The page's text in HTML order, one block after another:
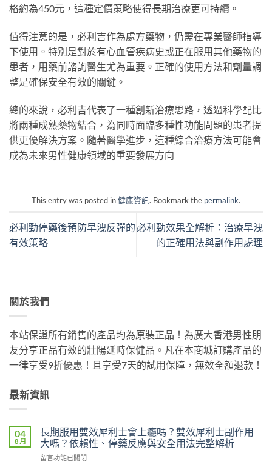
格約為450元，這種定價策略使得長期治療更可持續。
值得注意的是，必利吉作為處方藥物，仍需在專業醫師指導
下使用。特別是對於有心血管疾病史或正在服用其他藥物的
患者，用藥前諮詢醫生尤為重要。正確的使用方法和劑量調
整是確保安全有效的關鍵。
總的來說，必利吉代表了一種創新治療思路，透過科學配比
將兩種成熟藥物結合，為同時面臨多種性功能問題的患者提
供更優解決方案。隨著醫學進步，這種綜合治療方法可能會
成為未來男性健康領域的重要發展方向
This entry was posted in健康資訊. Bookmark the permalink.
必利勁停藥後預防早洩反彈的
有效策略
必利勁效果全解析：治療早洩
的正確用法與副作用處理
關於我們
本站保證所有銷售的產品均為原裝正品！為廣大香港男性朋
友分享正品有效的壯陽延時保健品。凡在本商城訂購產品的
一律享受9折優惠！且享受7天的試用保障，無效全額退款！
最新資訊
04
8 月
長期服用雙效犀利士會上癮嗎？雙效犀利士副作用
大嗎？依賴性、停藥反應與安全用法完整解析
在
留言功能已關閉